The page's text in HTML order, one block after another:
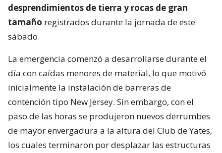
desprendimientos de tierra y rocas de gran
tamaño registrados durante la jornada de este
sábado.
La emergencia comenzó a desarrollarse durante el
día con caídas menores de material, lo que motivó
inicialmente la instalación de barreras de
contención tipo New Jersey. Sin embargo, con el
paso de las horas se produjeron nuevos derrumbes
de mayor envergadura a la altura del Club de Yates,
los cuales terminaron por desplazar las estructuras